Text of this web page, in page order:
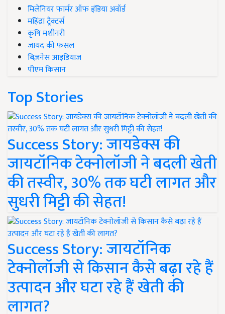
मिलेनियर फार्मर ऑफ इंडिया अवॉर्ड
महिंद्रा ट्रैक्टर्स
कृषि मशीनरी
जायद की फसल
बिज़नेस आइडियाज
पीएम किसान
Top Stories
Success Story: जायडेक्स की
जायटॉनिक टेक्नोलॉजी ने बदली खेती
की तस्वीर, 30% तक घटी लागत और
सुधरी मिट्टी की सेहत!
Success Story: जायटॉनिक
टेक्नोलॉजी से किसान कैसे बढ़ा रहे हैं
उत्पादन और घटा रहे हैं खेती की
लागत?